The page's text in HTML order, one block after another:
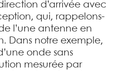
d’arrivée avec
qui, rappelons-
l’une antenne en
Dans notre exemple,
onde sans
mesurée par